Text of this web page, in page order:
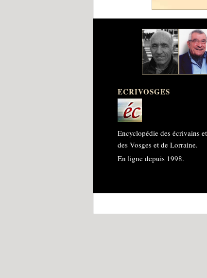
ECRIVOSGES
Encyclopédie des écrivains
des Vosges et de Lorraine.
En ligne depuis 1998.